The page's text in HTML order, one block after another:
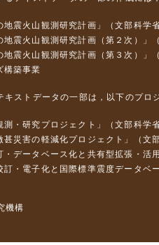
地震火山観測研究計画」（文部科学
地震火山観測研究計画（第２次）」
地震火山観測研究計画（第３次）」
構築事業
キストデータの一部は，以下のプロ
測・研究プロジェクト」（文部科
甚災害の軽減化プロジェクト」（
・データベース化と共有型拡張・
訂・電子化と国際標準震度データ
機構